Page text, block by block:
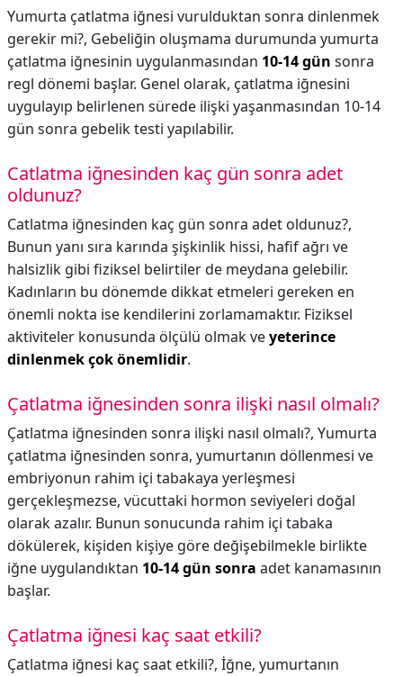
Yumurta çatlatma iğnesi vurulduktan sonra dinlenmek
gerekir mi?, Gebeliğin oluşmama durumunda yumurta
çatlatma iğnesinin uygulanmasından 10-14 gün sonra
regl dönemi başlar. Genel olarak, çatlatma iğnesini
uygulayıp belirlenen sürede ilişki yaşanmasından 10-14
gün sonra gebelik testi yapılabilir.
Catlatma iğnesinden kaç gün sonra adet
oldunuz?
Catlatma iğnesinden kaç gün sonra adet oldunuz?,
Bunun yanı sıra karında şişkinlik hissi, hafif ağrı ve
halsizlik gibi fiziksel belirtiler de meydana gelebilir.
Kadınların bu dönemde dikkat etmeleri gereken en
önemli nokta ise kendilerini zorlamamaktır. Fiziksel
aktiviteler konusunda ölçülü olmak veyeterince
dinlenmek çok önemlidir.
Çatlatma iğnesinden sonra ilişki nasıl olmalı?
Çatlatma iğnesinden sonra ilişki nasıl olmalı?, Yumurta
çatlatma iğnesinden sonra, yumurtanın döllenmesi ve
embriyonun rahim içi tabakaya yerleşmesi
gerçekleşmezse, vücuttaki hormon seviyeleri doğal
olarak azalır. Bunun sonucunda rahim içi tabaka
dökülerek, kişiden kişiye göre değişebilmekle birlikte
iğne uygulandıktan 10-14 gün sonra adet kanamasının
başlar.
Çatlatma iğnesi kaç saat etkili?
Çatlatma iğnesi kaç saat etkili?, İğne, yumurtanın